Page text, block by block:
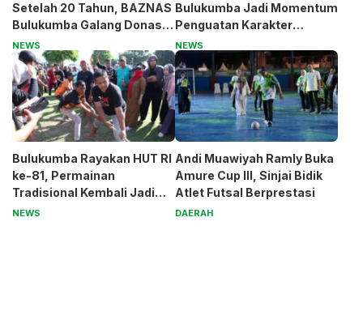
Setelah 20 Tahun, BAZNAS
Bulukumba Galang Donasi
untuk Pak Pardi
NEWS
Bulukumba Jadi Momentum
Penguatan Karakter
Generasi Muda
NEWS
Bulukumba Rayakan HUT RI
ke-81, Permainan
Tradisional Kembali Jadi
Magnet
NEWS
Andi Muawiyah Ramly Buka
Amure Cup III, Sinjai Bidik
Atlet Futsal Berprestasi
DAERAH